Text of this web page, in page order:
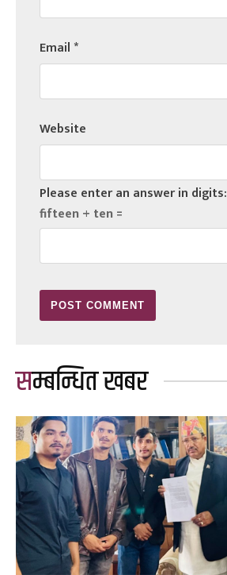
Email*
Website
Please enter an answer in digits:
fifteen + ten =
सम्बन्धित खबर